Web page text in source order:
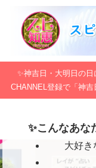
✨神吉日・大明日の
CHANNEL登録で「神吉
✨こんなあな
大好き